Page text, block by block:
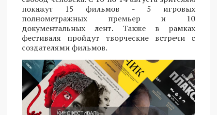
покажут 15 фильмов - 5 игровых
полнометражных премьер и 10
документальных лент. Также в рамках
фестиваля пройдут творческие встречи с
создателями фильмов.